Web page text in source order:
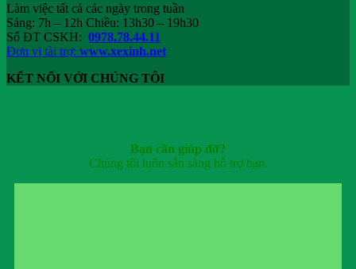
Làm việc tất cả các ngày trong tuần
Sáng: 7h – 12h Chiều: 13h30 – 19h30
Số ĐT CSKH: 0978.78.44.11
Đơn vị tài trợ: www.xexinh.net
KẾT NỐI VỚI CHÚNG TÔI
Bạn cần giúp đỡ?
Chúng tôi luôn sẵn sàng hỗ trợ bạn.